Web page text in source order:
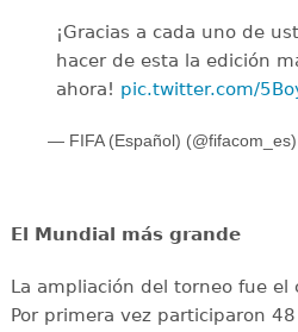
¡Gracias a cada uno de
hacer de esta la edición
ahora! pic.twitter.com/
— FIFA (Español) (@fifacom_es)
El Mundial más grande
La ampliación del torneo fue
Por primera vez participaron